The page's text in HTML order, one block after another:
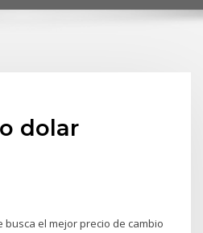
dolar
busca el mejor precio de cambio